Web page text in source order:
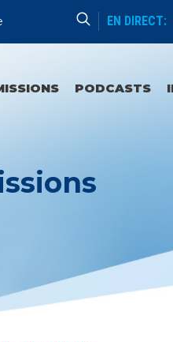
EN DIRECT:
Chapelet De Lourdes
PODCASTS